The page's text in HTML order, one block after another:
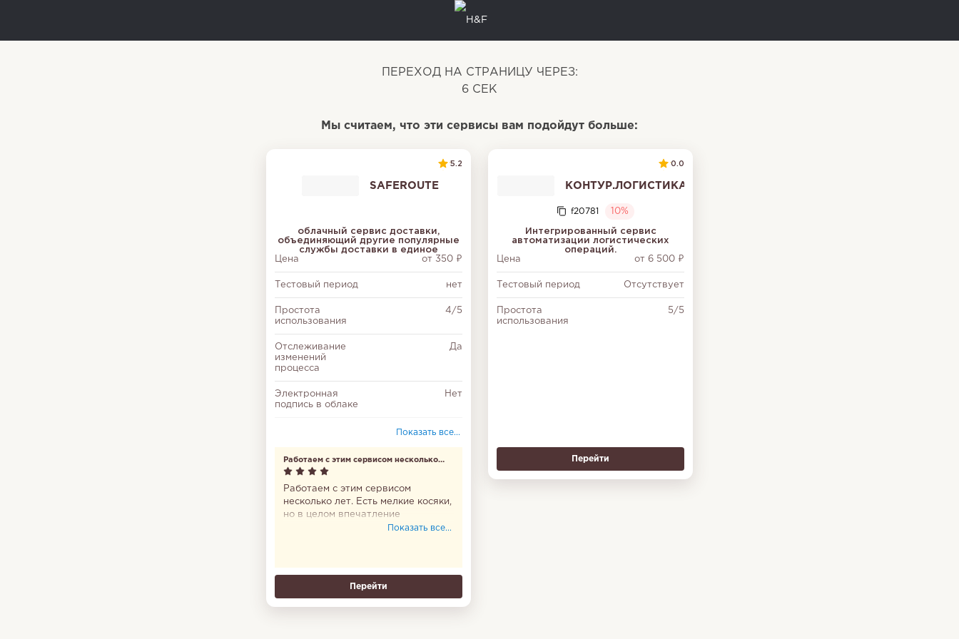
ПЕРЕХОД НА СТРАНИЦУ ЧЕРЕЗ:
5 СЕК
Мы считаем, что эти сервисы вам подойдут больше:
5.2
SAFEROUTE
облачный сервис доставки,
объединяющий другие популярные
службы доставки в единое
Цена
от 350 ₽
Тестовый период нет
Простота
использования
4/5
Отслеживание
изменений
процесса
Да
Электронная
подпись в облаке
Нет
Да
Показать все...
Работаем с этим сервисом несколько
лет
Работаем с этим сервисом
несколько лет. Есть мелкие косяки,
но в целом впечатление
положительное. УдивляютПоказать все...
Перейти
0.0
КОНТУР.ЛОГИСТИКА
f20781 10%
Интегрированный сервис
автоматизации логистических
операций.
Цена
от 6 500 ₽
Тестовый период Отсутствует
Простота
использования
5/5
Перейти